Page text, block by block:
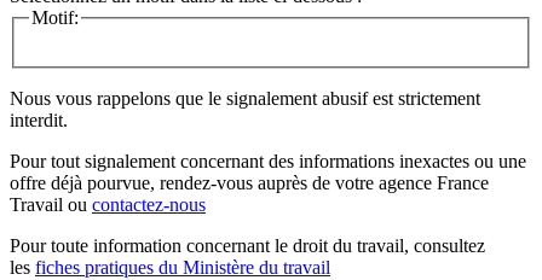
Motif:
Nous vous rappelons que le signalement abusif est strictement
interdit.
Pour tout signalement concernant des informations inexactes ou une
offre déjà pourvue, rendez-vous auprès de votre agence France
Travail ou contactez-nous
Pour toute information concernant le droit du travail, consultez
les fiches pratiques du Ministère du travail